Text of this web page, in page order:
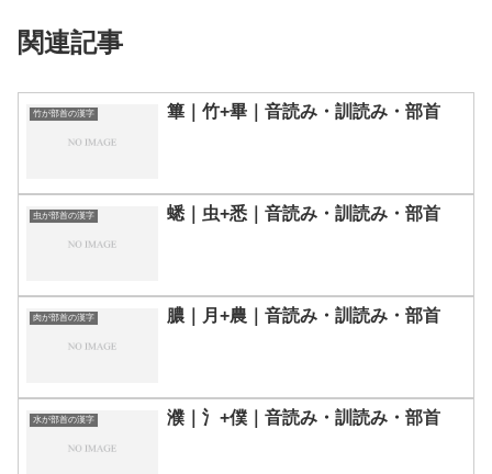
関連記事
竹が部首の漢字 篳｜竹+畢｜音読み・訓読み・部首
虫が部首の漢字 蟋｜虫+悉｜音読み・訓読み・部首
肉が部首の漢字 膿｜月+農｜音読み・訓読み・部首
水が部首の漢字 濮｜氵+僕｜音読み・訓読み・部首